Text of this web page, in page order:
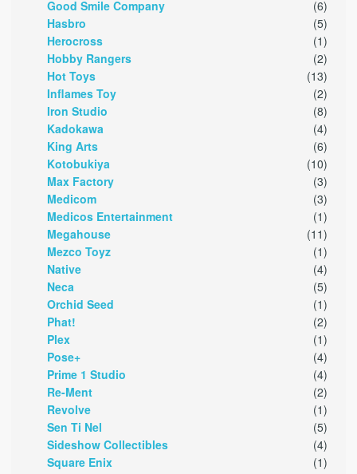
Good Smile Company
(6)
Hasbro
(5)
Herocross
(1)
Hobby Rangers
(2)
Hot Toys
(13)
Inflames Toy
(2)
Iron Studio
(8)
Kadokawa
(4)
King Arts
(6)
Kotobukiya
(10)
Max Factory
(3)
Medicom
(3)
Medicos Entertainment
(1)
Megahouse
(11)
Mezco Toyz
(1)
Native
(4)
Neca
(5)
Orchid Seed
(1)
Phat!
(2)
Plex
(1)
Pose+
(4)
Prime 1 Studio
(4)
Re-Ment
(2)
Revolve
(1)
Sen Ti Nel
(5)
Sideshow Collectibles
(4)
Square Enix
(1)